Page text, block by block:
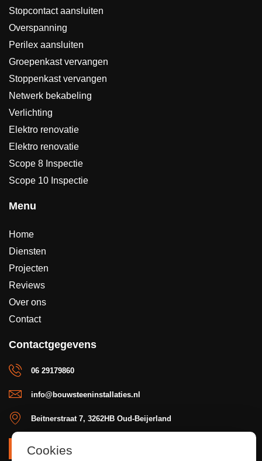
Stopcontact aansluiten
Overspanning
Perilex aansluiten
Groepenkast vervangen
Stoppenkast vervangen
Netwerk bekabeling
Verlichting
Elektro renovatie
Elektro renovatie
Scope 8 Inspectie
Scope 10 Inspectie
Menu
Home
Diensten
Projecten
Reviews
Over ons
Contact
Contactgegevens
06 29179860
info@bouwsteeninstallaties.nl
Beitnerstraat 7, 3262HB Oud-Beijerland
OFFERTE
Cookies